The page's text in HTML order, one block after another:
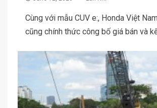
Cùng với mẫu CUV e:, Honda Việt
cũng chính thức công bố giá bán và